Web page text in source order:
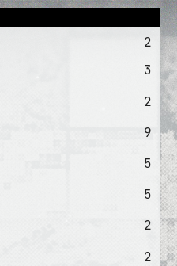
2
3
2
9
5
5
2
2